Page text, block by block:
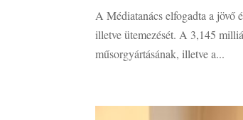
A Médiatanács elfogadta a jövő
illetve ütemezését. A 3,145
műsorgyártásának, illetve a...